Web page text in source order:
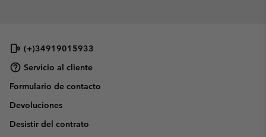
(+)34919015933
Servicio al cliente
Formulario de contacto
Devoluciones
Desistir del contrato